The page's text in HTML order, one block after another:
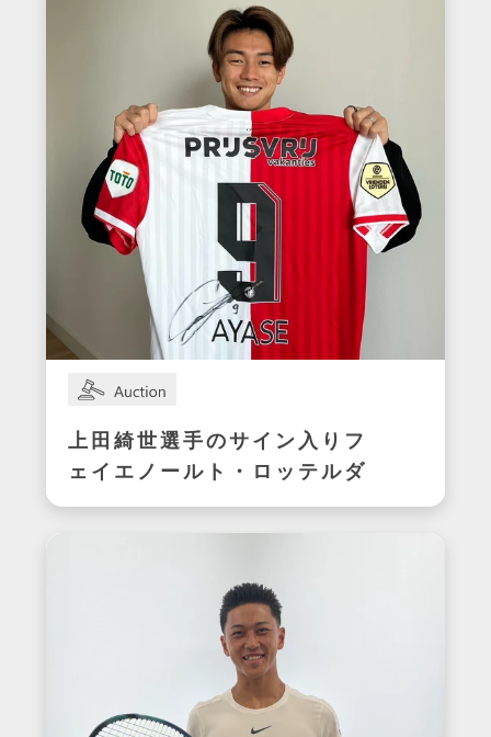
上田綺世選手のサイン入りフ
ェイエノールト・ロッテルダ
ムユニフォーム